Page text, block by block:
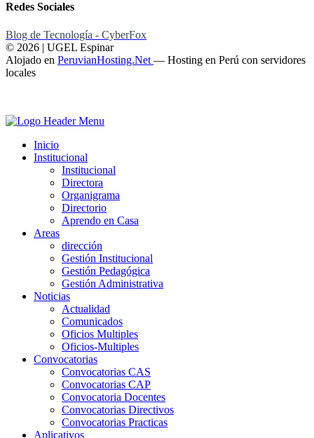
Redes Sociales
Blog de Tecnología - CyberFox
© 2026 | UGEL Espinar
Alojado en PeruvianHosting.Net — Hosting en Perú con servidores
locales
Inicio
Institucional
Institucional
Directora
Organigrama
Directorio
Aprendo en Casa
Areas
dirección
Gestión Institucional
Gestión Pedagógica
Gestión Administrativa
Noticias
Actualidad
Comunicados
Oficios Multiples
Oficios-Multiples
Convocatorias
Convocatorias CAS
Convocatorias CAP
Convocatoria Docentes
Convocatorias Directivos
Convocatorias Practicas
Aplicativos